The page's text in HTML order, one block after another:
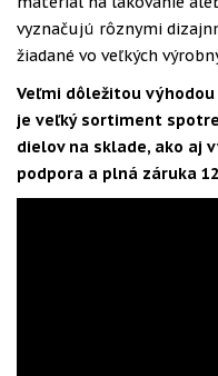
vyznačujú rôznymi
žiadané vo veľkých
Veľmi dôležitou výhodou
je veľký sortiment
dielov na sklade, ako aj
podpora a plná záruka